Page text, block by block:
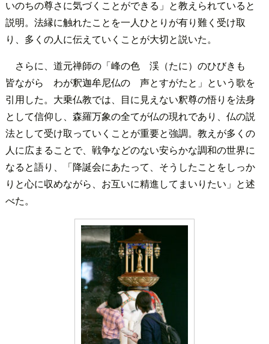
いのちの尊さに気づくことができる」と教えられていると
説明。法縁に触れたことを一人ひとりが有り難く受け取
り、多くの人に伝えていくことが大切と説いた。
さらに、道元禅師の「峰の色 渓（たに）のひびきも
皆ながら わが釈迦牟尼仏の 声とすがたと」という歌を
引用した。大乗仏教では、目に見えない釈尊の悟りを法身
として信仰し、森羅万象の全てが仏の現れであり、仏の説
法として受け取っていくことが重要と強調。教えが多くの
人に広まることで、戦争などのない安らかな調和の世界に
なると語り、「降誕会にあたって、そうしたことをしっか
りと心に収めながら、お互いに精進してまいりたい」と述
べた。